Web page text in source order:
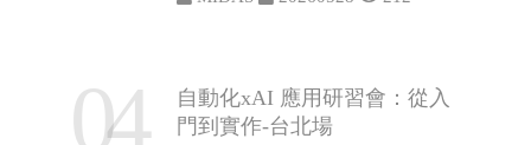
04
自動化xAI 應用研習會：從入
門到實作-台北場